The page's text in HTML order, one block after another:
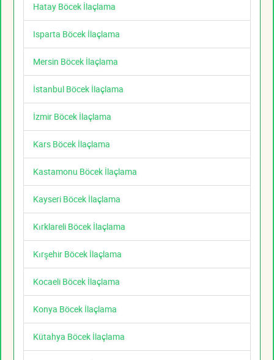
Hatay Böcek İlaçlama
Isparta Böcek İlaçlama
Mersin Böcek İlaçlama
İstanbul Böcek İlaçlama
İzmir Böcek İlaçlama
Kars Böcek İlaçlama
Kastamonu Böcek İlaçlama
Kayseri Böcek İlaçlama
Kırklareli Böcek İlaçlama
Kırşehir Böcek İlaçlama
Kocaeli Böcek İlaçlama
Konya Böcek İlaçlama
Kütahya Böcek İlaçlama